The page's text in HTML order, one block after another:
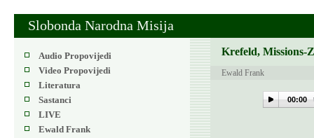
Slobonda Narodna Misija
Audio Propovijedi
Video Propovijedi
Literatura
Sastanci
LIVE
Ewald Frank
Krefeld, Missions-
Ewald Frank
00:00